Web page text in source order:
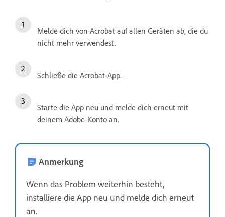
Melde dich von Acrobat auf allen Geräten ab, die du
nicht mehr verwendest.
Schließe die Acrobat-App.
Starte die App neu und melde dich erneut mit
deinem Adobe-Konto an.
Anmerkung
Wenn das Problem weiterhin besteht,
installiere die App neu und melde dich erneut
an.